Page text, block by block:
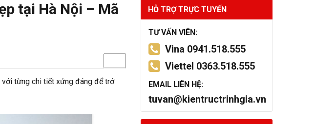
tại Hà Nội – Mã
với từng chi tiết xứng đáng để trở
HỖ TRỢ TRỰC TUYẾN
TƯ VẤN VIÊN:
Vina 0941.518.555
Viettel 0363.518.555
EMAIL LIÊN HỆ:
tuvan@kientructrinhgia.vn